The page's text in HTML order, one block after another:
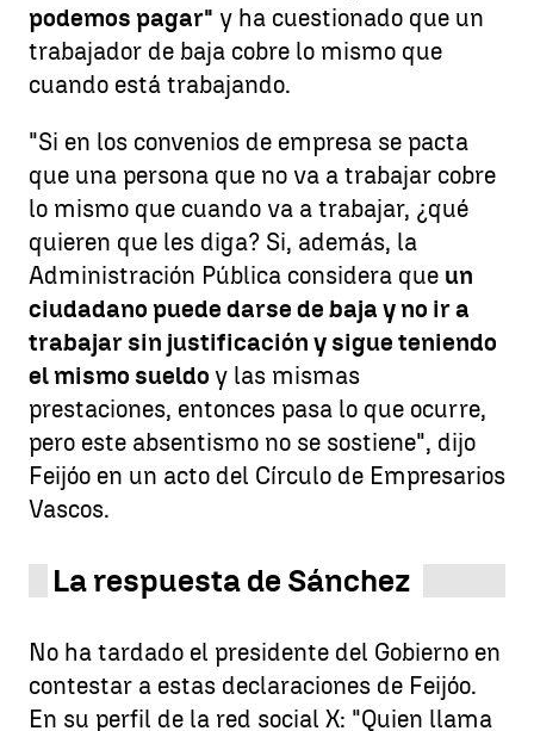
podemos pagar" y ha cuestionado que un
trabajador de baja cobre lo mismo que
cuando está trabajando.
"Si en los convenios de empresa se pacta
que una persona que no va a trabajar cobre
lo mismo que cuando va a trabajar, ¿qué
quieren que les diga? Si, además, la
Administración Pública considera que un
ciudadano puede darse de baja y no ir a
trabajar sin justificación y sigue teniendo
el mismo sueldo y las mismas
prestaciones, entonces pasa lo que ocurre,
pero este absentismo no se sostiene", dijo
Feijóo en un acto del Círculo de Empresarios
Vascos.
La respuesta de Sánchez
No ha tardado el presidente del Gobierno en
contestar a estas declaraciones de Feijóo.
En su perfil de la red social X: "Quien llama